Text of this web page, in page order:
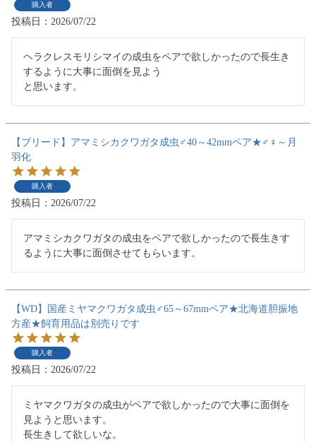
購入者
投稿日 2026/07/22
ヘラクレスモリシマイの成虫をペアで欲しかったので長生き
するように大事に面倒を見よう
と思います。
【ブリード】アマミシカクワガタ成虫♂40～42mmペア★♂♀～月
羽化
購入者
投稿日 2026/07/22
アマミシカクワガタの成虫をペアで欲しかったので長生きす
るように大事に面倒させてもらいます。
【WD】国産ミヤマクワガタ成虫♂65～67mmペア★北海道胆振地
方産★飼育用品は別売りです
購入者
投稿日 2026/07/22
ミヤマクワガタの成虫がペアで欲しかったので大事に面倒を
見ようと思います。
長生きして欲しいな。